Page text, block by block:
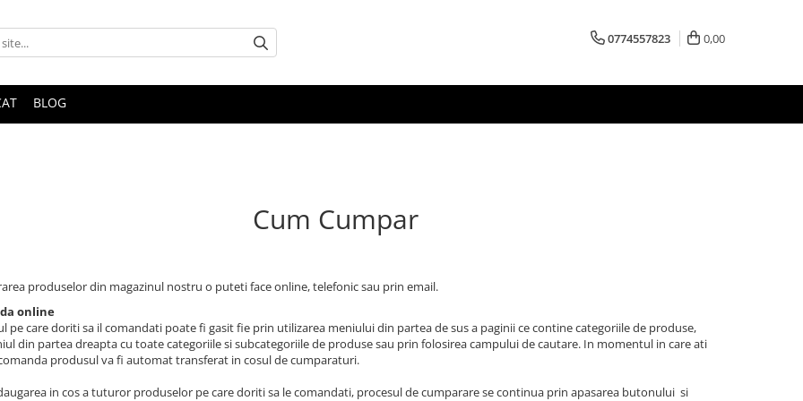
0774557823 0,00
BLOG
Cum Cumpar
produselor din magazinul nostru o puteti face online, telefonic sau prin email.
online
pe care doriti sa il comandati poate fi gasit fie prin utilizarea meniului din partea de sus a paginii ce contine categoriile de produse,
din partea dreapta cu toate categoriile si subcategoriile de produse sau prin folosirea campului de cautare. In momentul in care ati
produsul va fi automat transferat in cosul de cumparaturi.
in cos a tuturor produselor pe care doriti sa le comandati, procesul de cumparare se continua prin apasarea butonului si